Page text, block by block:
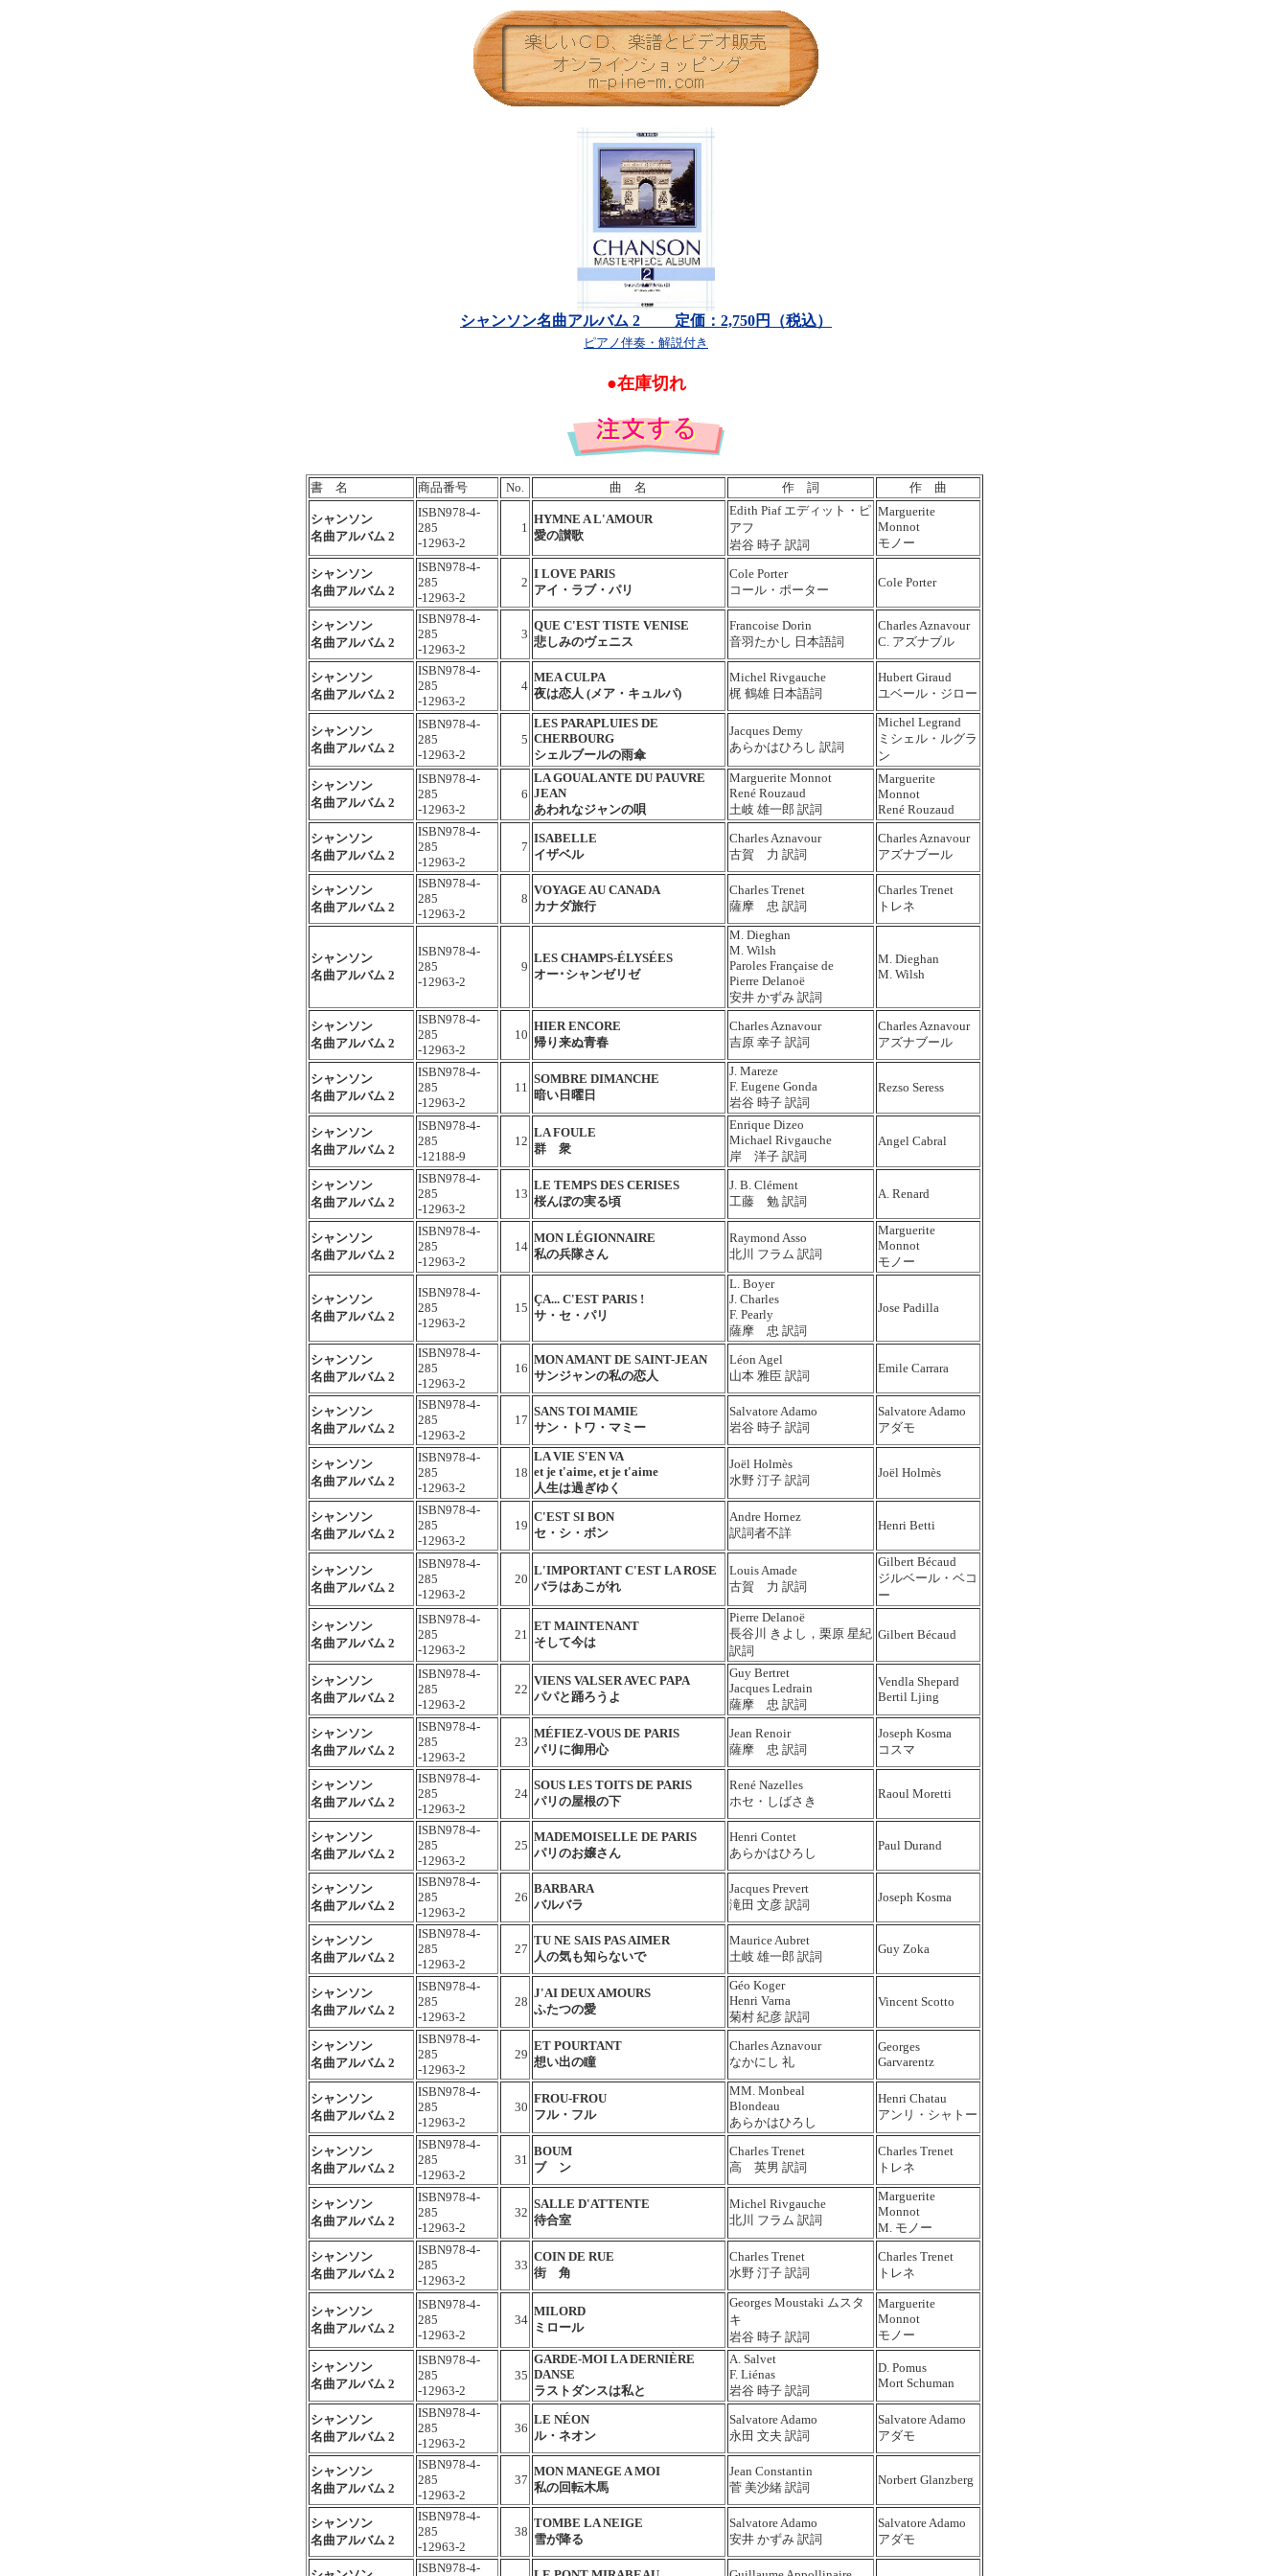
シャンソン名曲アルバム 2 定価：2,750円（税込）
ピアノ伴奏・解説付き
●在庫切れ
書 名 商品番号 No. 曲 名 作 詞 作 曲
シャンソン
名曲アルバム 2
ISBN978-4-
285
-12963-2
1
HYMNE A L'AMOUR
愛の讃歌
Edith Piafエディット・ピ
アフ
岩谷 時子 訳詞
Marguerite
Monnot
モノー
シャンソン
名曲アルバム 2
ISBN978-4-
285
-12963-2
2
I LOVE PARIS
アイ・ラブ・パリ
Cole Porter
コール・ポーター
Cole Porter
シャンソン
名曲アルバム 2
ISBN978-4-
285
-12963-2
3
QUE C'EST TISTE VENISE
悲しみのヴェニス
Francoise Dorin
音羽たかし 日本語詞
Charles Aznavour
C. アズナブル
シャンソン
名曲アルバム 2
ISBN978-4-
285
-12963-2
4
MEA CULPA
夜は恋人 (メア・キュルパ)
Michel Rivgauche
梶 鶴雄 日本語詞
Hubert Giraud
ユベール・ジロー
シャンソン
名曲アルバム 2
ISBN978-4-
285
-12963-2
5
LES PARAPLUIES DE
CHERBOURG
シェルブールの雨傘
Jacques Demy
あらかはひろし 訳詞
Michel Legrand
ミシェル・ルグラ
ン
シャンソン
名曲アルバム 2
ISBN978-4-
285
-12963-2
6
LA GOUALANTE DU PAUVRE
JEAN
あわれなジャンの唄
Marguerite Monnot
René Rouzaud
土岐 雄一郎 訳詞
Marguerite
Monnot
René Rouzaud
シャンソン
名曲アルバム 2
ISBN978-4-
285
-12963-2
7
ISABELLE
イザベル
Charles Aznavour
古賀 力 訳詞
Charles Aznavour
アズナブール
シャンソン
名曲アルバム 2
ISBN978-4-
285
-12963-2
8
VOYAGE AU CANADA
カナダ旅行
Charles Trenet
薩摩 忠 訳詞
Charles Trenet
トレネ
シャンソン
名曲アルバム 2
ISBN978-4-
285
-12963-2
9
LES CHAMPS-ÉLYSÉES
オー･シャンゼリゼ
M. Dieghan
M. Wilsh
Paroles Française de
Pierre Delanoë
安井 かずみ 訳詞
M. Dieghan
M. Wilsh
シャンソン
名曲アルバム 2
ISBN978-4-
285
-12963-2
10
HIER ENCORE
帰り来ぬ青春
Charles Aznavour
吉原 幸子 訳詞
Charles Aznavour
アズナブール
シャンソン
名曲アルバム 2
ISBN978-4-
285
-12963-2
11
SOMBRE DIMANCHE
暗い日曜日
J. Mareze
F. Eugene Gonda
岩谷 時子 訳詞
Rezso Seress
シャンソン
名曲アルバム 2
ISBN978-4-
285
-12188-9
12
LA FOULE
群 衆
Enrique Dizeo
Michael Rivgauche
岸 洋子 訳詞
Angel Cabral
シャンソン
名曲アルバム 2
ISBN978-4-
285
-12963-2
13
LE TEMPS DES CERISES
桜んぼの実る頃
J. B. Clément
工藤 勉 訳詞
A. Renard
シャンソン
名曲アルバム 2
ISBN978-4-
285
-12963-2
14
MON LÉGIONNAIRE
私の兵隊さん
Raymond Asso
北川 フラム 訳詞
Marguerite
Monnot
モノー
シャンソン
名曲アルバム 2
ISBN978-4-
285
-12963-2
15
ÇA... C'EST PARIS !
サ・セ・パリ
L. Boyer
J. Charles
F. Pearly
薩摩 忠 訳詞
Jose Padilla
シャンソン
名曲アルバム 2
ISBN978-4-
285
-12963-2
16
MON AMANT DE SAINT-JEAN
サンジャンの私の恋人
Léon Agel
山本 雅臣 訳詞
Emile Carrara
シャンソン
名曲アルバム 2
ISBN978-4-
285
-12963-2
17
SANS TOI MAMIE
サン・トワ・マミー
Salvatore Adamo
岩谷 時子 訳詞
Salvatore Adamo
アダモ
シャンソン
名曲アルバム 2
ISBN978-4-
285
-12963-2
18
LA VIE S'EN VA
et je t'aime, et je t'aime
人生は過ぎゆく
Joël Holmès
水野 汀子 訳詞
Joël Holmès
シャンソン
名曲アルバム 2
ISBN978-4-
285
-12963-2
19
C'EST SI BON
セ・シ・ボン
Andre Hornez
訳詞者不詳
Henri Betti
シャンソン
名曲アルバム 2
ISBN978-4-
285
-12963-2
20
L'IMPORTANT C'EST LA ROSE
バラはあこがれ
Louis Amade
古賀 力 訳詞
Gilbert Bécaud
ジルベール・ベコ
ー
シャンソン
名曲アルバム 2
ISBN978-4-
285
-12963-2
21
ET MAINTENANT
そして今は
Pierre Delanoë
長谷川 きよし，栗原 星紀
訳詞
Gilbert Bécaud
シャンソン
名曲アルバム 2
ISBN978-4-
285
-12963-2
22
VIENS VALSER AVEC PAPA
パパと踊ろうよ
Guy Bertret
Jacques Ledrain
薩摩 忠 訳詞
Vendla Shepard
Bertil Ljing
シャンソン
名曲アルバム 2
ISBN978-4-
285
-12963-2
23
MÉFIEZ-VOUS DE PARIS
パリに御用心
Jean Renoir
薩摩 忠 訳詞
Joseph Kosma
コスマ
シャンソン
名曲アルバム 2
ISBN978-4-
285
-12963-2
24
SOUS LES TOITS DE PARIS
パリの屋根の下
René Nazelles
ホセ・しばさき
Raoul Moretti
シャンソン
名曲アルバム 2
ISBN978-4-
285
-12963-2
25
MADEMOISELLE DE PARIS
パリのお嬢さん
Henri Contet
あらかはひろし
Paul Durand
シャンソン
名曲アルバム 2
ISBN978-4-
285
-12963-2
26
BARBARA
バルバラ
Jacques Prevert
滝田 文彦 訳詞
Joseph Kosma
シャンソン
名曲アルバム 2
ISBN978-4-
285
-12963-2
27
TU NE SAIS PAS AIMER
人の気も知らないで
Maurice Aubret
土岐 雄一郎 訳詞
Guy Zoka
シャンソン
名曲アルバム 2
ISBN978-4-
285
-12963-2
28
J'AI DEUX AMOURS
ふたつの愛
Géo Koger
Henri Varna
菊村 紀彦 訳詞
Vincent Scotto
シャンソン
名曲アルバム 2
ISBN978-4-
285
-12963-2
29
ET POURTANT
想い出の瞳
Charles Aznavour
なかにし 礼
Georges
Garvarentz
シャンソン
名曲アルバム 2
ISBN978-4-
285
-12963-2
30
FROU-FROU
フル・フル
MM. Monbeal
Blondeau
あらかはひろし
Henri Chatau
アンリ・シャトー
シャンソン
名曲アルバム 2
ISBN978-4-
285
-12963-2
31
BOUM
ブ ン
Charles Trenet
高 英男 訳詞
Charles Trenet
トレネ
シャンソン
名曲アルバム 2
ISBN978-4-
285
-12963-2
32
SALLE D'ATTENTE
待合室
Michel Rivgauche
北川 フラム 訳詞
Marguerite
Monnot
M. モノー
シャンソン
名曲アルバム 2
ISBN978-4-
285
-12963-2
33
COIN DE RUE
街 角
Charles Trenet
水野 汀子 訳詞
Charles Trenet
トレネ
シャンソン
名曲アルバム 2
ISBN978-4-
285
-12963-2
34
MILORD
ミロール
Georges Moustakiムスタ
キ
岩谷 時子 訳詞
Marguerite
Monnot
モノー
シャンソン
名曲アルバム 2
ISBN978-4-
285
-12963-2
35
GARDE-MOI LA DERNIÈRE
DANSE
ラストダンスは私と
A. Salvet
F. Liénas
岩谷 時子 訳詞
D. Pomus
Mort Schuman
シャンソン
名曲アルバム 2
ISBN978-4-
285
-12963-2
36
LE NÉON
ル・ネオン
Salvatore Adamo
永田 文夫 訳詞
Salvatore Adamo
アダモ
シャンソン
名曲アルバム 2
ISBN978-4-
285
-12963-2
37
MON MANEGE A MOI
私の回転木馬
Jean Constantin
菅 美沙緒 訳詞
Norbert Glanzberg
シャンソン
名曲アルバム 2
ISBN978-4-
285
-12963-2
38
TOMBE LA NEIGE
雪が降る
Salvatore Adamo
安井 かずみ 訳詞
Salvatore Adamo
アダモ
ISBN978-4-